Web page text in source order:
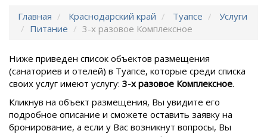
Главная Краснодарский край Туапсе
Услуги
Питание
3-х разовое Комплексное
Ниже приведен список объектов размещения
(санаториев и отелей) в Туапсе, которые среди списка
своих услуг имеют услугу: 3-х разовое Комплексное.
Кликнув на объект размещения, Вы увидите его
подробное описание и сможете оставить заявку на
бронирование, а если у Вас возникнут вопросы, Вы